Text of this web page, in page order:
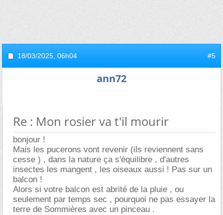
18/03/2025, 06h04 #5
ann72
Re : Mon rosier va t'il mourir
bonjour !
Mais les pucerons vont revenir (ils reviennent sans
cesse ) , dans la nature ça s'équilibre , d'autres
insectes les mangent , les oiseaux aussi ! Pas sur un
balcon !
Alors si votre balcon est abrité de la pluie , ou
seulement par temps sec , pourquoi ne pas essayer la
terre de Sommières avec un pinceau .